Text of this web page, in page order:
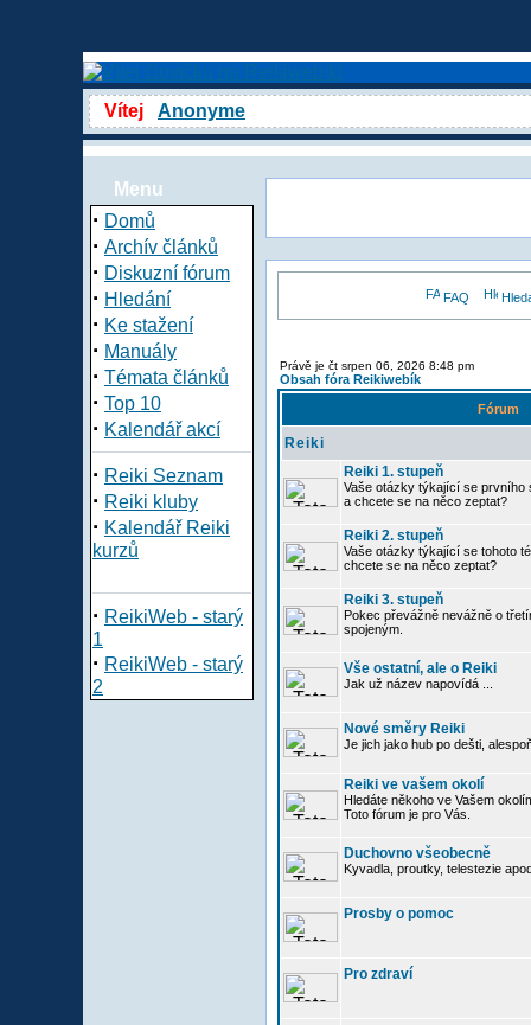
Vítej Anonyme
Menu
· Domů
· Archív článků
· Diskuzní fórum
· Hledání
· Ke stažení
· Manuály
· Témata článků
· Top 10
· Kalendář akcí
· Reiki Seznam
· Reiki kluby
· Kalendář Reiki
kurzů
· ReikiWeb - starý
1
· ReikiWeb - starý
2
FAQ
Právě je čt srpen 06, 2026 8:48 pm
Obsah fóra Reikiwebík
Fórum
Reiki
Reiki 1. stupeň
Vaše otázky týkající se prvního
a chcete se na něco zeptat?
Reiki 2. stupeň
Vaše otázky týkající se tohoto
chcete se na něco zeptat?
Reiki 3. stupeň
Pokec převážně nevážně o
spojeným.
Vše ostatní, ale o Reiki
Jak už název napovídá ...
Nové směry Reiki
Je jich jako hub po dešti,
Reiki ve vašem okolí
Hledáte někoho ve Vašem
Toto fórum je pro Vás.
Duchovno všeobecně
Kyvadla, proutky, telestezie
Prosby o pomoc
Pro zdraví